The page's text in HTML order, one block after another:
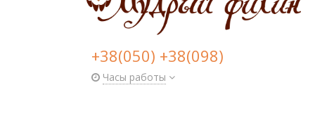
+38(050) +38(098)
Часы работы